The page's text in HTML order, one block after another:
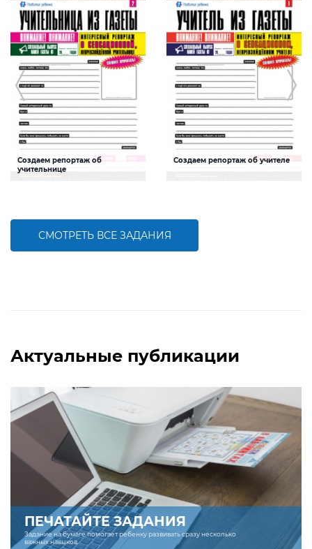
Создаем репортаж об
учительнице
Создаем репортаж об учителе
СМОТРЕТЬ ВСЕ ЗАДАНИЯ
Актуальные публикации
ПЕЧАТАЙТЕ ЗАДАНИЯ
Задание на бумаге помогает ребенку развивать сразу несколько
важных навыков.